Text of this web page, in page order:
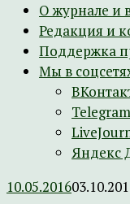
О журнале и
Редакция и
Поддержка
Мы в
Telegram
Яндекс
10.05.2016